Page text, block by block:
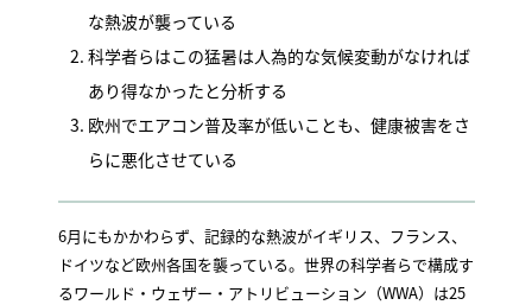
な熱波が襲っている
科学者らはこの猛暑は人為的な気候変動がなければ
あり得なかったと分析する
欧州でエアコン普及率が低いことも、健康被害をさ
らに悪化させている
6月にもかかわらず、記録的な熱波がイギリス、フランス、
ドイツなど欧州各国を襲っている。世界の科学者らで構成す
るワールド・ウェザー・アトリビューション（WWA）は25